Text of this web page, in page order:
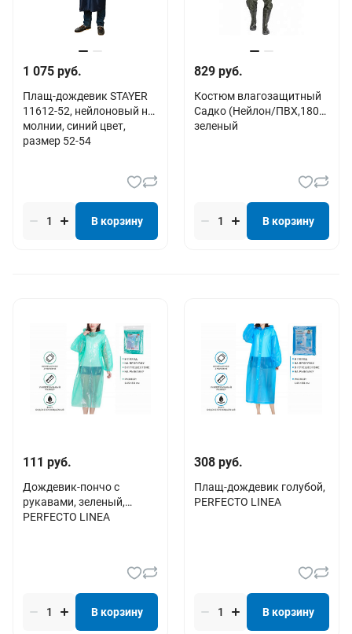
1 075 руб.
Плащ-дождевик STAYER
11612-52, нейлоновый на
молнии, синий цвет,
размер 52-54
В корзину
829 руб.
Костюм влагозащитный
Садко (Нейлон/ПВХ,180),
зеленый
В корзину
111 руб.
Дождевик-пончо c
рукавами, зеленый,
PERFECTO LINEA
В корзину
308 руб.
Плащ-дождевик голубой,
PERFECTO LINEA
В корзину